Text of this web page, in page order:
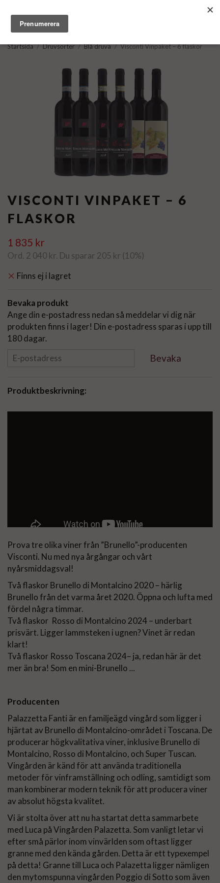
Startsida / Druvsorter / Blå druva / Visconti Vinpaket – 6 flaskor
VISCONTI VINPAKET – 6
FLASKOR
1 835 kr
Ord. 2 040 kr. Du sparar 205 kr (10%)
Finns ej i lagret
Bevaka produkt
Ange din e-postadress nedan så meddelar vi dig när
produkten finns i lager! Din e-postadress sparas i upp till
180 dagar.
Bevaka
Produktbeskrivning:
Prova tre olika viner från ”Brunello”-producenten
Visconti. Nu med nya årgångar och vårt
nyårsmiddagsval!
Två flaskor Brunello di Montalcino 2020 – härlig
Brunello från det varma året 2020. Öppna och lufta med
fördel några timmar.
Två flaskor Rosso di Montalcino 2024 – underbart
prisvärt. Ligger lammsteken i ugnen? Vinet är redan
klart!
Två flaskor Rosso Toscana 2024– ja, redan här är det
mer än bra! Som en mini-Brunello ...
Producenten
Palazzetta Fanti är en familjeägd vingård som ligger i
hjärtat av Brunello di Montalcino-området i Toscana. De
producerar högkvalitativa viner, inklusive Brunello di
Montalcino, Rosso di Montalcino, och Super Tuscan.
Vingården är känd för att använda traditionella
metoder för vinframställning och odling, samtidigt som
man kombinerar modern teknik för att producera viner
av absolut högsta kvalitet.
Vi är stolta över att nu ha startat detta sammarbete
med Luca på Vingården Palazetta. Som vanligt letar vi
efter små pärlor inom vinvärlden som oftast ligger
granne med den kända gården. Detta är ett typexempel
på detta! Granne till Luca och Palazetta ligger nämligen
den mytomspunna vingården Poggio di Sotto som även